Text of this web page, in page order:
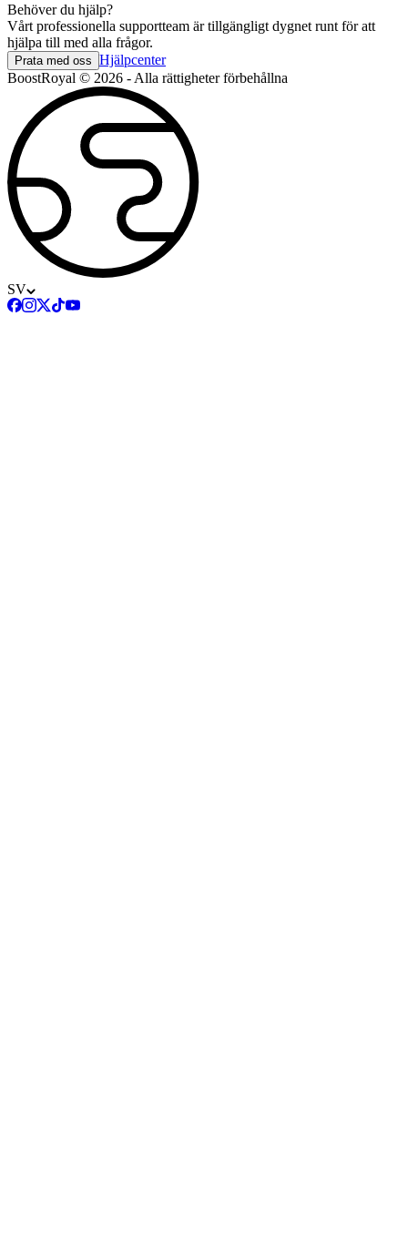
Behöver du hjälp?
Vårt professionella supportteam är tillgängligt dygnet runt för att
hjälpa till med alla frågor.
Prata med oss Hjälpcenter
BoostRoyal © 2026 - Alla rättigheter förbehållna
SV